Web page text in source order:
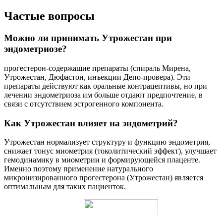
Частые вопросы
Можно ли принимать Утрожестан при
эндометриозе?
прогестерон-содержащие препараты (спираль Мирена,
Утрожестан, Дюфастон, инъекции Депо-провера). Эти
препараты действуют как оральные контрацептивы, но при
лечении эндометриоза им больше отдают предпочтение, в
связи с отсутствием эстрогенного компонента.
Как Утрожестан влияет на эндометрий?
Утрожестан нормализует структуру и функцию эндометрия,
снижает тонус миометрия (токолитический эффект), улучшает
гемодинамику в миометрии и формирующейся плаценте.
Именно поэтому применение натурального
микронизированного прогестерона (Утрожестан) является
оптимальным для таких пациенток.